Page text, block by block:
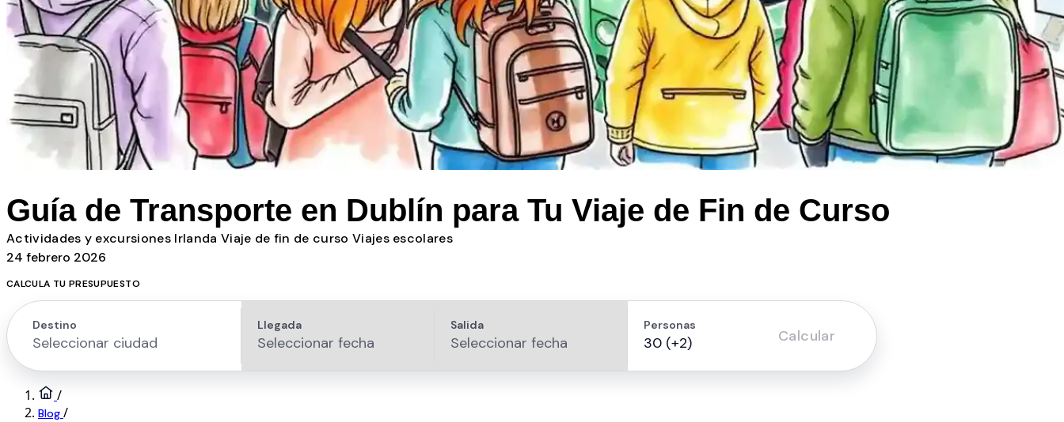
Guía de Transporte en Dublín para Tu Viaje de Fin de Curso
Actividades y excursiones Irlanda Viaje de fin de curso Viajes escolares
24 febrero 2026
CALCULA TU PRESUPUESTO
/
Blog /